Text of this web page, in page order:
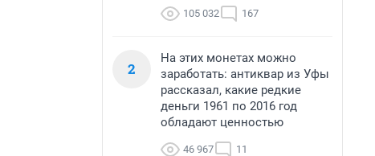
105 032 167
2
На этих монетах можно
заработать: антиквар из Уфы
рассказал, какие редкие
деньги 1961 по 2016 год
обладают ценностью
46 967 11